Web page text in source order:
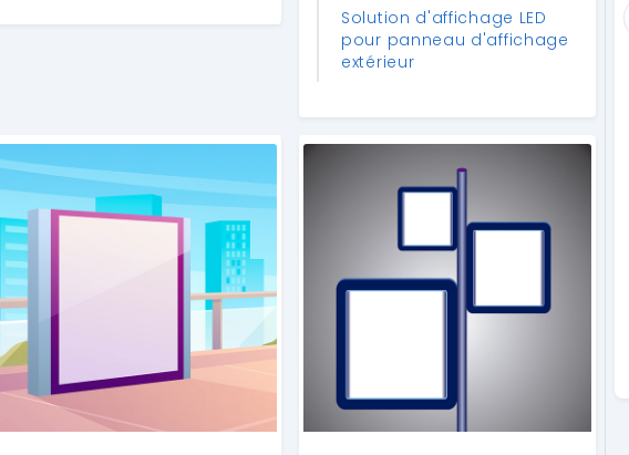
Solution d'affichage LED
pour panneau d'affichage
extérieur